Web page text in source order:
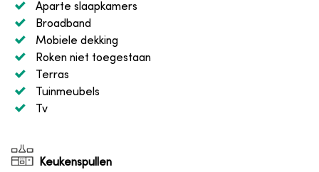
Aparte slaapkamers
Broadband
Mobiele dekking
Roken niet toegestaan
Terras
Tuinmeubels
Tv
Keukenspullen